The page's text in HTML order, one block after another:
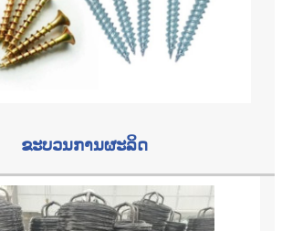
ຂະບວນການຜະລິດ